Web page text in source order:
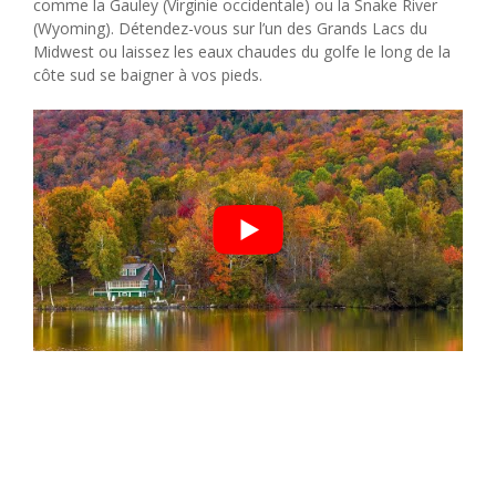
comme la Gauley (Virginie occidentale) ou la Snake River
(Wyoming). Détendez-vous sur l’un des Grands Lacs du
Midwest ou laissez les eaux chaudes du golfe le long de la
côte sud se baigner à vos pieds.